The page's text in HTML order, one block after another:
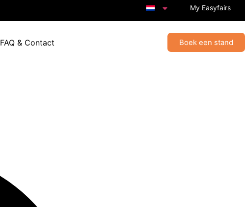
My Easyfairs
FAQ & Contact Boek een stand